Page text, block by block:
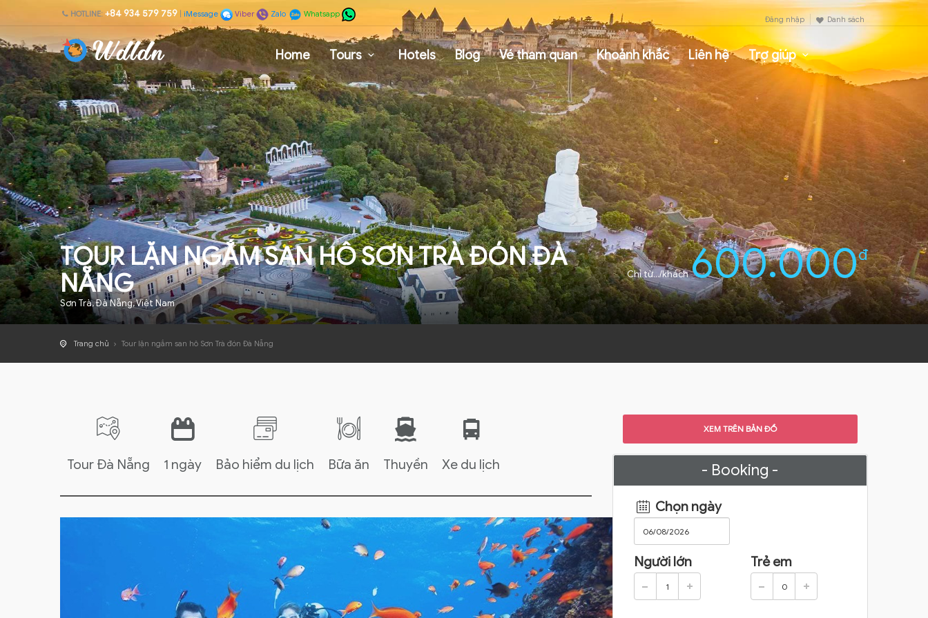
HOTLINE: +84 934 579 759 |iMessage Viber Zalo Whatsapp
Đăng nhập Danh sách
Home Tours Hotels Blog Vé tham quan Khoảnh khắc Liên hệ Trợ giúp
TOUR LẶN NGẮM SAN HÔ SƠN TRÀ ĐÓN ĐÀ
NẴNG
Sơn Trà, Đà Nẵng, Việt Nam
Chỉ từ.../khách600.000đ
Trang chủ Tour lặn ngắm san hô Sơn Trà đón Đà Nẵng
Tour Đà Nẵng 1 ngày Bảo hiểm du lịch Bữa ăn Thuyền Xe du lịch
XEM TRÊN BẢN ĐỒ
- Booking -
Chọn ngày
Người lớn Trẻ em